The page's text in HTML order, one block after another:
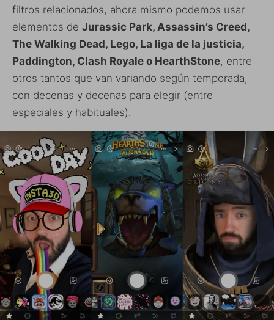
filtros relacionados, ahora mismo podemos usar
elementos de Jurassic Park, Assassin’s Creed,
The Walking Dead, Lego, La liga de la justicia,
Paddington, Clash Royale o HearthStone, entre
otros tantos que van variando según temporada,
con decenas y decenas para elegir (entre
especiales y habituales).